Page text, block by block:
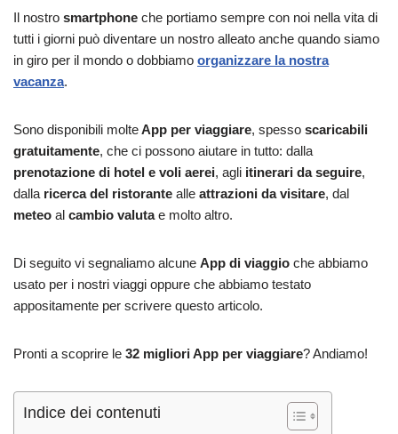
Il nostro smartphone che portiamo sempre con noi nella vita di
tutti i giorni può diventare un nostro alleato anche quando siamo
in giro per il mondo o dobbiamo organizzare la nostra
vacanza.
Sono disponibili molteApp per viaggiare, spesso scaricabili
gratuitamente, che ci possono aiutare in tutto: dalla
prenotazione di hotel e voli aerei, agli itinerari da seguire,
dalla ricerca del ristorante alle attrazioni da visitare, dal
meteo al cambio valutae molto altro.
Di seguito vi segnaliamo alcune App di viaggio che abbiamo
usato per i nostri viaggi oppure che abbiamo testato
appositamente per scrivere questo articolo.
Pronti a scoprire le 32 migliori App per viaggiare? Andiamo!
Indice dei contenuti